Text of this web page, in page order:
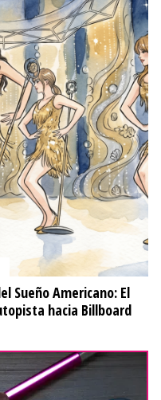
Sueño Americano: El
hacia Billboard